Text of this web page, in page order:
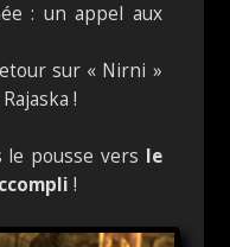
: un appel aux
sur « Nirni »
!
le pousse vers le
!